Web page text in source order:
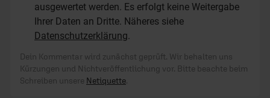
ausgewertet werden. Es erfolgt keine Weitergabe
Ihrer Daten an Dritte. Näheres siehe
Datenschutzerklärung.
Dein Kommentar wird zunächst geprüft. Wir behalten uns
Kürzungen und Nichtveröffentlichung vor. Bitte beachte beim
Schreiben unsere Netiquette.